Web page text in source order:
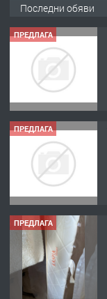
Последни обяви
ПРЕДЛАГА
ПРЕДЛАГА
ПРЕДЛАГА